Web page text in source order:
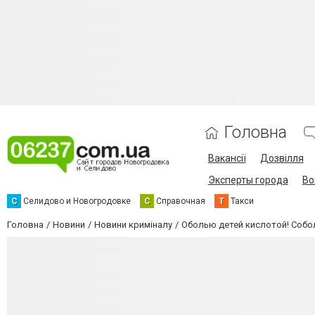
Головна
Вакансії
Дозвілля
Эксперты города
С Селидово и Новогродовке С Справочная Т Такси
Головна Новини Новини криміналу Оболью детей кислотой!